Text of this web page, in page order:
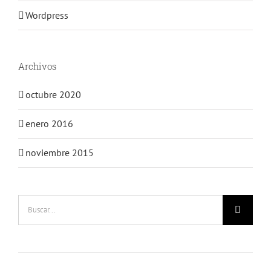
Wordpress
Archivos
octubre 2020
enero 2016
noviembre 2015